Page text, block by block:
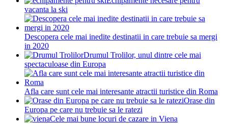
vacanta la ski
Descopera cele mai inedite destinatii in care trebuie sa mergi
in 2020
Drumul Trolilor, unul dintre cele mai
spectaculoase din Europa
Afla care sunt cele mai interesante atractii turistice din Roma
Orase din
Europa pe care nu trebuie sa le ratezi
Cele mai bune locuri de cazare in Viena